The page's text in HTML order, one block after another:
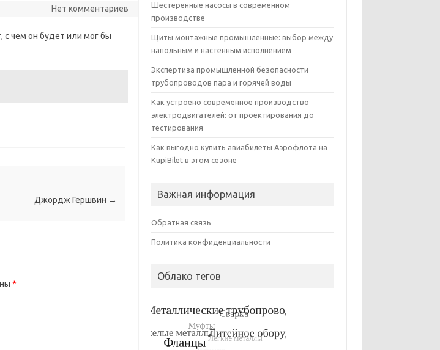
Нет комментариев
с чем он будет или мог бы
Джордж Гершвин →
*
Шестеренные насосы в современном
производстве
Щиты монтажные промышленные: выбор между
напольным и настенным исполнением
Экспертиза промышленной безопасности
трубопроводов пара и горячей воды
Как устроено современное производство
электродвигателей: от проектирования до
тестирования
Как выгодно купить авиабилеты Аэрофлота на
KupiBilet в этом сезоне
Важная информация
Обратная связь
Политика конфиденциальности
Облако тегов